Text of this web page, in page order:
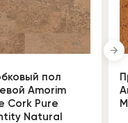
пол
Amorim
Cork Pure
Natural